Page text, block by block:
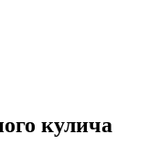
кулича